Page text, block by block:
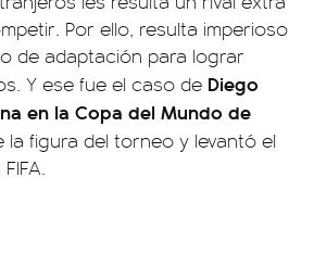
Por ello, resulta imperioso
de adaptación para lograr
Y ese fue el caso de Diego
en la Copa del Mundo de
la figura del torneo y levantó el